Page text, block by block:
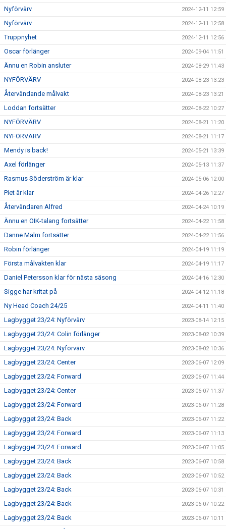
Nyförvärv 2024-12-11 12:59
Nyförvärv 2024-12-11 12:58
Truppnyhet 2024-12-11 12:56
Oscar förlänger 2024-09-04 11:51
Ännu en Robin ansluter 2024-08-29 11:43
NYFÖRVÄRV 2024-08-23 13:23
Återvändande målvakt 2024-08-23 13:21
Loddan fortsätter 2024-08-22 10:27
NYFÖRVÄRV 2024-08-21 11:20
NYFÖRVÄRV 2024-08-21 11:17
Mendy is back! 2024-05-21 13:39
Axel förlänger 2024-05-13 11:37
Rasmus Söderström är klar 2024-05-06 12:00
Piet är klar 2024-04-26 12:27
Återvändaren Alfred 2024-04-24 10:19
Ännu en OIK-talang fortsätter 2024-04-22 11:58
Danne Malm fortsätter 2024-04-22 11:56
Robin förlänger 2024-04-19 11:19
Första målvakten klar 2024-04-19 11:17
Daniel Petersson klar för nästa säsong 2024-04-16 12:30
Sigge har kritat på 2024-04-12 11:18
Ny Head Coach 24/25 2024-04-11 11:40
Lagbygget 23/24: Nyförvärv 2023-08-14 12:15
Lagbygget 23/24: Colin förlänger 2023-08-02 10:39
Lagbygget 23/24: Nyförvärv 2023-08-02 10:36
Lagbygget 23/24: Center 2023-06-07 12:09
Lagbygget 23/24: Forward 2023-06-07 11:44
Lagbygget 23/24: Center 2023-06-07 11:37
Lagbygget 23/24: Forward 2023-06-07 11:28
Lagbygget 23/24: Back 2023-06-07 11:22
Lagbygget 23/24: Forward 2023-06-07 11:13
Lagbygget 23/24: Forward 2023-06-07 11:05
Lagbygget 23/24: Back 2023-06-07 10:58
Lagbygget 23/24: Back 2023-06-07 10:52
Lagbygget 23/24: Back 2023-06-07 10:31
Lagbygget 23/24: Back 2023-06-07 10:22
Lagbygget 23/24: Back 2023-06-07 10:11